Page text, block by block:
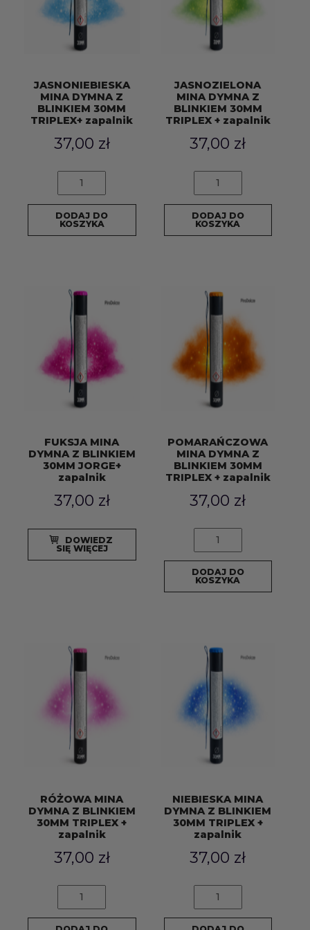
JASNONIEBIESKA
MINA DYMNA Z
BLINKIEM 30MM
TRIPLEX+ zapalnik
37,00 zł
ilość
JASNONIEBIESKA
MINA
DYMNA
Z
zapalnik
DODAJ DO
KOSZYKA
JASNOZIELONA
MINA DYMNA Z
BLINKIEM 30MM
TRIPLEX + zapalnik
37,00 zł
ilość
JASNOZIELONA
MINA
DYMNA
Z
zapalnik
DODAJ DO
KOSZYKA
FUKSJA MINA
DYMNA Z BLINKIEM
30MM JORGE+
zapalnik
37,00 zł
DOWIEDZ
SIĘ WIĘCEJ
POMARAŃCZOWA
MINA DYMNA Z
BLINKIEM 30MM
TRIPLEX + zapalnik
37,00 zł
ilość
POMARAŃCZOWA
MINA
DYMNA
Z
zapalnik
DODAJ DO
KOSZYKA
RÓŻOWA MINA
DYMNA Z BLINKIEM
30MM TRIPLEX +
zapalnik
37,00 zł
ilość
RÓŻOWA
MINA
NIEBIESKA MINA
DYMNA Z BLINKIEM
30MM TRIPLEX +
zapalnik
37,00 zł
ilość
NIEBIESKA
MINA